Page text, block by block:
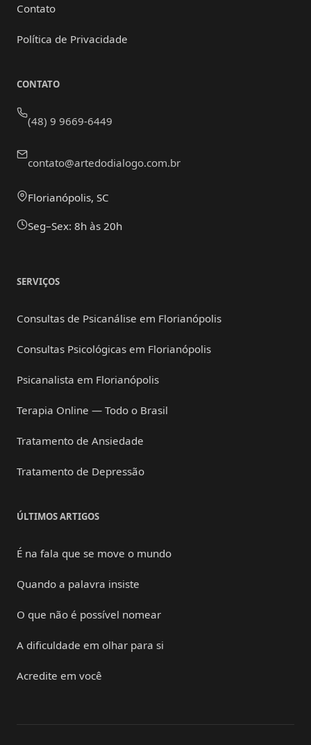
Contato
Política de Privacidade
CONTATO
(48) 9 9669-6449
contato@artedodialogo.com.br
Florianópolis, SC
Seg–Sex: 8h às 20h
SERVIÇOS
Consultas de Psicanálise em Florianópolis
Consultas Psicológicas em Florianópolis
Psicanalista em Florianópolis
Terapia Online — Todo o Brasil
Tratamento de Ansiedade
Tratamento de Depressão
ÚLTIMOS ARTIGOS
É na fala que se move o mundo
Quando a palavra insiste
O que não é possível nomear
A dificuldade em olhar para si
Acredite em você